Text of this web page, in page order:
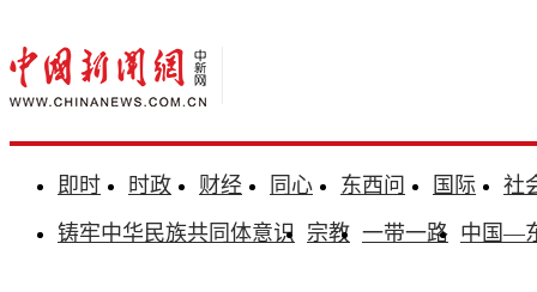
即时 时政 财经 同心 东西问 国际
社
铸牢中华民族共同体意识 宗教 一带一路 中国—